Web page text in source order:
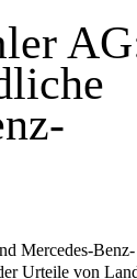
Mercedes-Benz-
Urteile von